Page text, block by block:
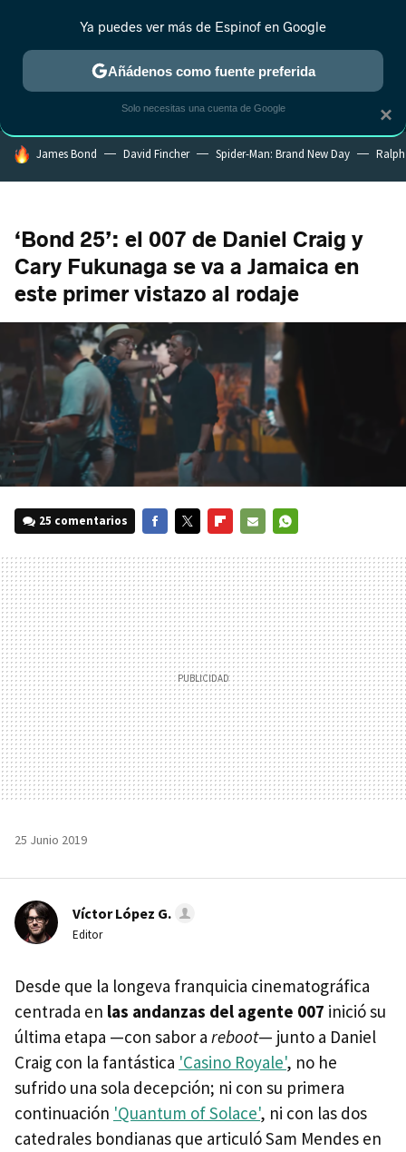
MENÚ NUEVO
ESTRENOS REALITY ANIME RANKINGS CINE
HOY SE HABLA DE
James Bond David Fincher Spider-Man: Brand New Day
‘Bond 25’: el 007 de Daniel Craig y
Cary Fukunaga se va a Jamaica en
este primer vistazo al rodaje
25 comentarios
MAIL
25 Junio 2019
Víctor López G.
Editor
Desde que la longeva franquicia cinematográfica
centrada en las andanzas del agente 007 inició su
última etapa —con sabor a reboot— junto a Daniel
Craig con la fantástica 'Casino Royale', no he
sufrido una sola decepción; ni con su primera
continuación 'Quantum of Solace', ni con las dos
catedrales bondianas que articuló Sam Mendes en
×
Ya puedes ver más de Espinof en Google
Añádenos como fuente preferida
Solo necesitas una cuenta de Google